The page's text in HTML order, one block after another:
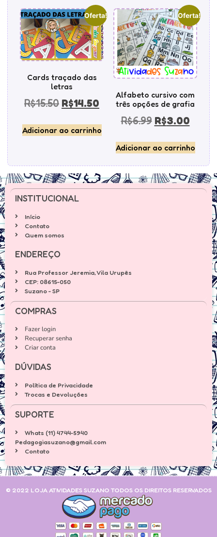
Oferta!
Cards traçado das
letras
R$15.50 R$14.50
Adicionar ao carrinho
Oferta!
Alfabeto cursivo com
três opções de grafia
R$6.99 R$3.00
Adicionar ao carrinho
INSTITUCIONAL
Início
Contato
Quem somos
ENDEREÇO
Rua Professor Jeremia, Vila Urupês
CEP: 08615-050
Suzano - SP
COMPRAS
Fazer login
Recuperar senha
Criar conta
DÚVIDAS
Política de Privacidade
Trocas e Devoluções
SUPORTE
Whats (11) 4744-5940
Pedagogiasuzano@gmail.com
Contato
© 2022 LOJA ATIVIDADES SUZANO TODOS OS DIREITOS RESERVADOS